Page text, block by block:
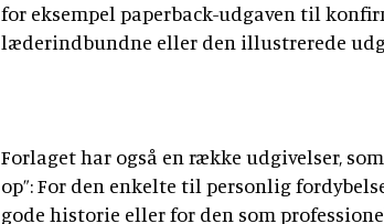
for eksempel paperback-udgaven til
læderindbundne eller den illustrerede
Forlaget har også en række udgivelser,
op”: For den enkelte til personlig
gode historie eller for den som